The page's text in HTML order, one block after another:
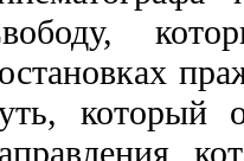
который